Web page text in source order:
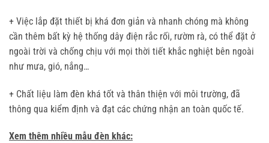
+ Việc lắp đặt thiết bị khá đơn giản và nhanh chóng mà không
cần thêm bất kỳ hệ thống dây điện rắc rối, rườm rà, có thể đặt ở
ngoài trời và chống chịu với mọi thời tiết khắc nghiệt bên ngoài
như mưa, gió, nắng…
+ Chất liệu làm đèn khá tốt và thân thiện với môi trường, đã
thông qua kiểm định và đạt các chứng nhận an toàn quốc tế.
Xem thêm nhiều mẫu đèn khác: